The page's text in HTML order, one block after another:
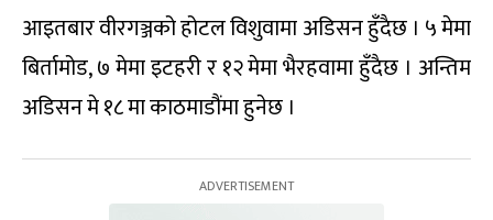
आइतबार वीरगञ्जको होटल विशुवामा अडिसन हुँदैछ । ५ मेमा
बिर्तामोड, ७ मेमा इटहरी र १२ मेमा भैरहवामा हुँदैछ । अन्तिम
अडिसन मे १८ मा काठमाडौंमा हुनेछ ।